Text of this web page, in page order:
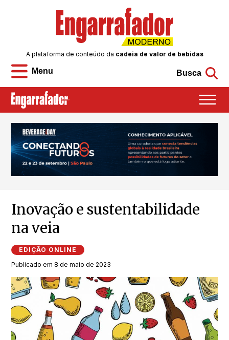
Menu
A plataforma de conteúdo da cadeia de valor de bebidas
Busca
Inovação e sustentabilidade
na veia
EDIÇÃO ONLINE
Publicado em 8 de maio de 2023